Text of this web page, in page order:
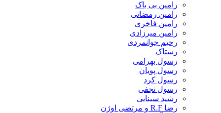
رامین بی باک
رامین رمضانی
رامین فاخری
رامین میرزادی
رحیم جوانمردی
رستاک
رسول بهرامی
رسول پویان
رسول کرد
رسول نجفی
رشید سینایی
رضا R.F و مرتضی اوژن